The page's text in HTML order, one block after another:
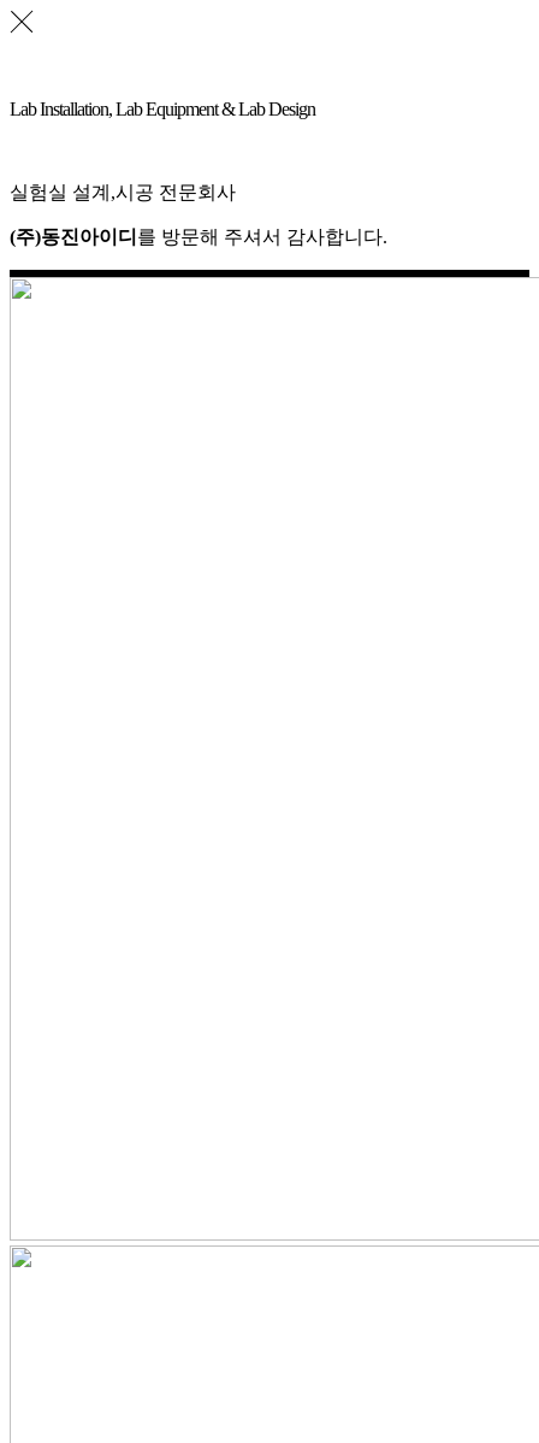
Lab Installation, Lab Equipment & Lab Design
실험실 설계,시공 전문회사
(주)동진아이디 를 방문해 주셔서 감사합니다.